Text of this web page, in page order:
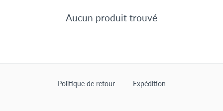
Aucun produit trouvé
Politique de retour Expédition